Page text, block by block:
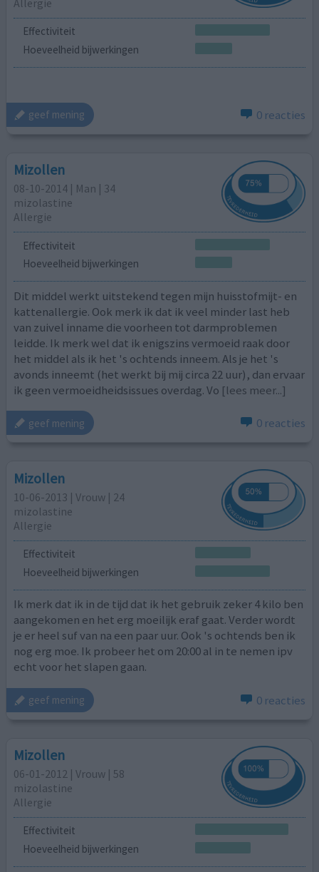
Effectiviteit
Hoeveelheid bijwerkingen
geef mening 0 reacties
Mizollen
08-10-2014 | Man | 34
mizolastine
Allergie
Effectiviteit
Hoeveelheid bijwerkingen
Dit middel werkt uitstekend tegen mijn huisstofmijt- en
kattenallergie. Ook merk ik dat ik veel minder last heb
van zuivel inname die voorheen tot darmproblemen
leidde. Ik merk wel dat ik enigszins vermoeid raak door
het middel als ik het 's ochtends inneem. Als je het 's
avonds inneemt (het werkt bij mij circa 22 uur), dan ervaar
ik geen vermoeidheidsissues overdag. Vo [lees meer...]
geef mening 0 reacties
Mizollen
10-06-2013 | Vrouw | 24
mizolastine
Allergie
Effectiviteit
Hoeveelheid bijwerkingen
Ik merk dat ik in de tijd dat ik het gebruik zeker 4 kilo ben
aangekomen en het erg moeilijk eraf gaat. Verder wordt
je er heel suf van na een paar uur. Ook 's ochtends ben ik
nog erg moe. Ik probeer het om 20:00 al in te nemen ipv
echt voor het slapen gaan.
geef mening 0 reacties
Mizollen
06-01-2012 | Vrouw | 58
mizolastine
Allergie
Effectiviteit
Hoeveelheid bijwerkingen